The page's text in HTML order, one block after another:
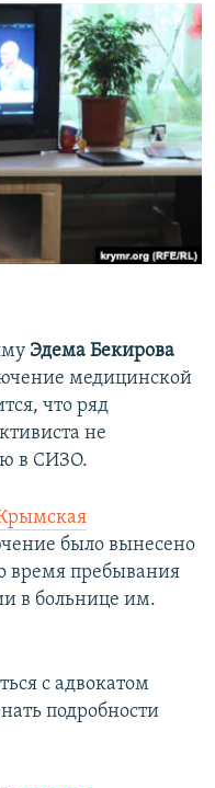
Эдема Бекирова
медицинской
что ряд
не
в СИЗО.
было вынесено
время пребывания
в больнице им.
с адвокатом
подробности